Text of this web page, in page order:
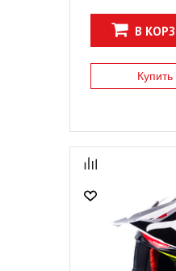
В
Купить